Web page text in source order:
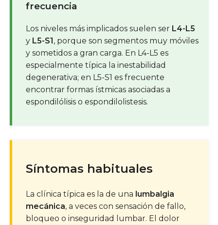
frecuencia
Los niveles más implicados suelen ser L4-L5
y L5-S1, porque son segmentos muy móviles
y sometidos a gran carga. En L4-L5 es
especialmente típica la inestabilidad
degenerativa; en L5-S1 es frecuente
encontrar formas ístmicas asociadas a
espondilólisis o espondilolistesis.
Síntomas habituales
La clínica típica es la de una lumbalgia
mecánica, a veces con sensación de fallo,
bloqueo o inseguridad lumbar. El dolor